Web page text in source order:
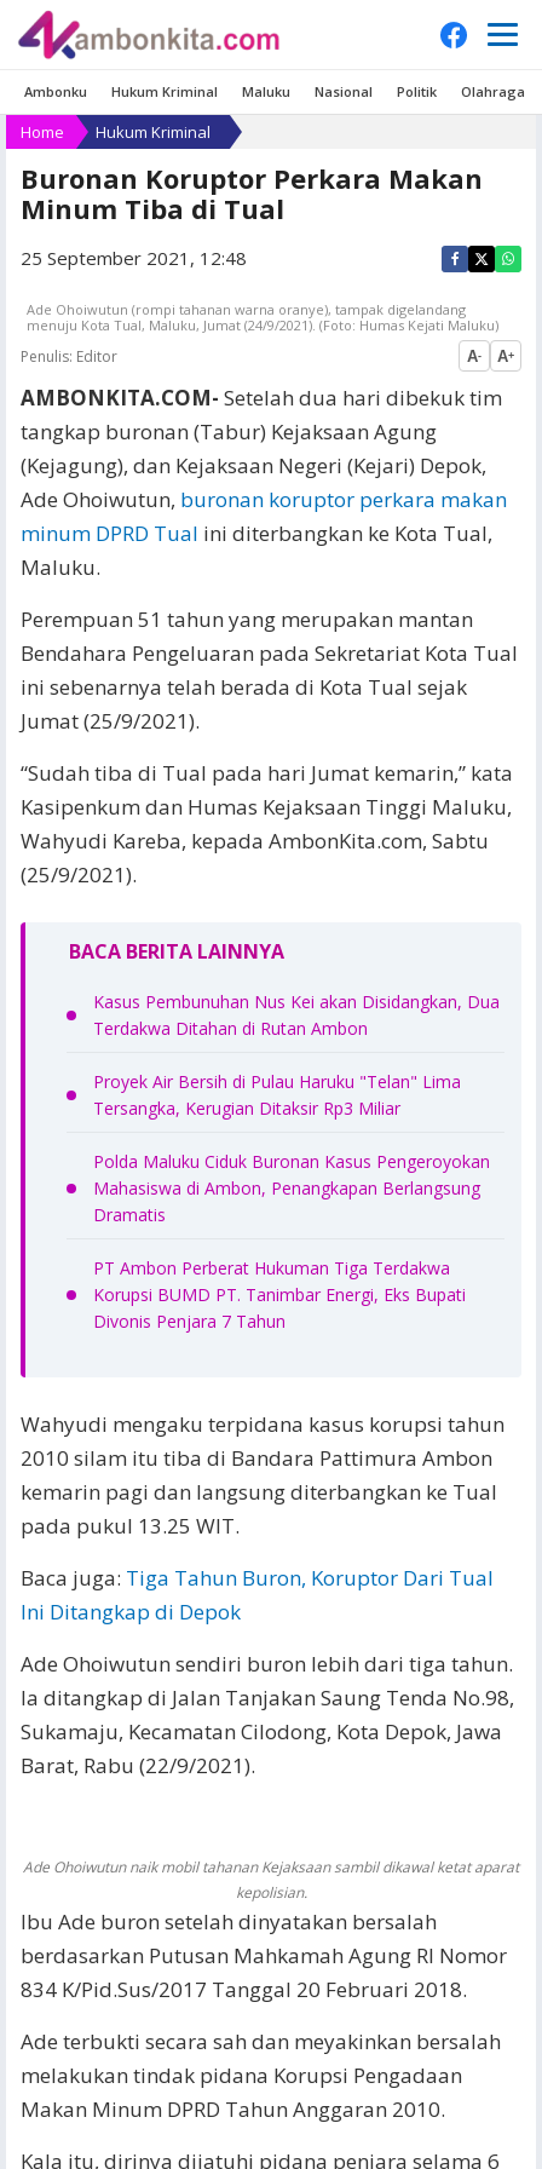
Ambonku Hukum Kriminal Maluku Nasional Politik Olahraga
Home Hukum Kriminal
Buronan Koruptor Perkara Makan
Minum Tiba di Tual
25 September 2021, 12:48
Ade Ohoiwutun (rompi tahanan warna oranye), tampak digelandang
menuju Kota Tual, Maluku, Jumat (24/9/2021). (Foto: Humas Kejati Maluku)
Penulis: Editor A- A+
AMBONKITA.COM- Setelah dua hari dibekuk tim
tangkap buronan (Tabur) Kejaksaan Agung
(Kejagung), dan Kejaksaan Negeri (Kejari) Depok,
Ade Ohoiwutun, buronan koruptor perkara makan
minum DPRD Tual ini diterbangkan ke Kota Tual,
Maluku.
Perempuan 51 tahun yang merupakan mantan
Bendahara Pengeluaran pada Sekretariat Kota Tual
ini sebenarnya telah berada di Kota Tual sejak
Jumat (25/9/2021).
“Sudah tiba di Tual pada hari Jumat kemarin,” kata
Kasipenkum dan Humas Kejaksaan Tinggi Maluku,
Wahyudi Kareba, kepada AmbonKita.com, Sabtu
(25/9/2021).
BACA BERITA LAINNYA
Kasus Pembunuhan Nus Kei akan Disidangkan, Dua
Terdakwa Ditahan di Rutan Ambon
Proyek Air Bersih di Pulau Haruku "Telan" Lima
Tersangka, Kerugian Ditaksir Rp3 Miliar
Polda Maluku Ciduk Buronan Kasus Pengeroyokan
Mahasiswa di Ambon, Penangkapan Berlangsung
Dramatis
PT Ambon Perberat Hukuman Tiga Terdakwa
Korupsi BUMD PT. Tanimbar Energi, Eks Bupati
Divonis Penjara 7 Tahun
Wahyudi mengaku terpidana kasus korupsi tahun
2010 silam itu tiba di Bandara Pattimura Ambon
kemarin pagi dan langsung diterbangkan ke Tual
pada pukul 13.25 WIT.
Baca juga: Tiga Tahun Buron, Koruptor Dari Tual
Ini Ditangkap di Depok
Ade Ohoiwutun sendiri buron lebih dari tiga tahun.
Ia ditangkap di Jalan Tanjakan Saung Tenda No.98,
Sukamaju, Kecamatan Cilodong, Kota Depok, Jawa
Barat, Rabu (22/9/2021).
Ade Ohoiwutun naik mobil tahanan Kejaksaan sambil dikawal ketat aparat
kepolisian.
Ibu Ade buron setelah dinyatakan bersalah
berdasarkan Putusan Mahkamah Agung RI Nomor
834 K/Pid.Sus/2017 Tanggal 20 Februari 2018.
Ade terbukti secara sah dan meyakinkan bersalah
melakukan tindak pidana Korupsi Pengadaan
Makan Minum DPRD Tahun Anggaran 2010.
Kala itu, dirinya dijatuhi pidana penjara selama 6